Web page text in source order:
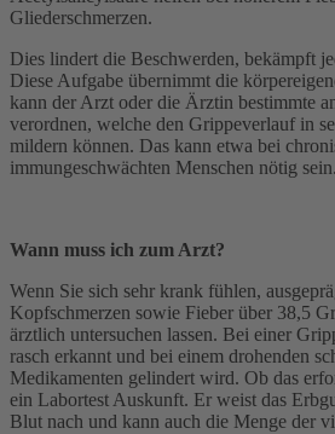
Gliederschmerzen.
Dies lindert die Beschwerden, bekämpft
Diese Aufgabe übernimmt die
kann der Arzt oder die Ärztin bestimmte
verordnen, welche den Grippeverlauf in
mildern können. Das kann etwa bei
immungeschwächten Menschen nötig sein.
Wann muss ich zum Arzt?
Wenn Sie sich sehr krank fühlen,
Kopfschmerzen sowie Fieber über 38,5
ärztlich untersuchen lassen. Bei einer
rasch erkannt und bei einem drohenden
Medikamenten gelindert wird. Ob das
ein Labortest Auskunft. Er weist das
Blut nach und kann auch die Menge der